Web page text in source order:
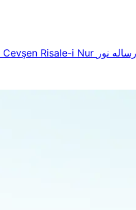
Cevşen Risale-i Nur